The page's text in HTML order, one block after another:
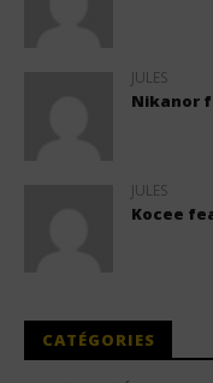
JULES
Nikanor
JULES
Kocee
CATÉGORIES